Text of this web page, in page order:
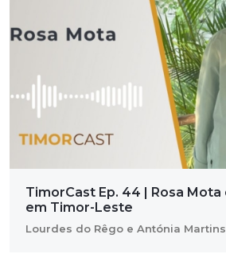
TimorCast Ep. 44 | Rosa
em Timor-Leste
Lourdes do Rêgo e Antónia Martins